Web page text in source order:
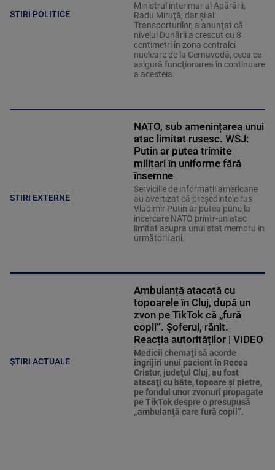
STIRI POLITICE
Ministrul interimar al Apărării,
Radu Miruţă, dar şi al
Transporturilor, a anunţat că
nivelul Dunării a crescut cu 8
centimetri în zona centralei
nucleare de la Cernavodă, ceea ce
asigură funcţionarea în continuare
a acesteia.
STIRI EXTERNE
NATO, sub amenințarea unui
atac limitat rusesc. WSJ:
Putin ar putea trimite
militari în uniforme fără
însemne
Serviciile de informații americane
au avertizat că președintele rus
Vladimir Putin ar putea pune la
încercare NATO printr-un atac
limitat asupra unui stat membru în
următorii ani.
ȘTIRI ACTUALE
Ambulanță atacată cu
topoarele în Cluj, după un
zvon pe TikTok că „fură
copii”. Șoferul, rănit.
Reacția autorităților | VIDEO
Medicii chemaţi să acorde
îngrijiri unui pacient în Recea
Cristur, judeţul Cluj, au fost
atacaţi cu bâte, topoare şi pietre,
pe fondul unor zvonuri propagate
pe TikTok despre o presupusă
„ambulanţă care fură copii”.